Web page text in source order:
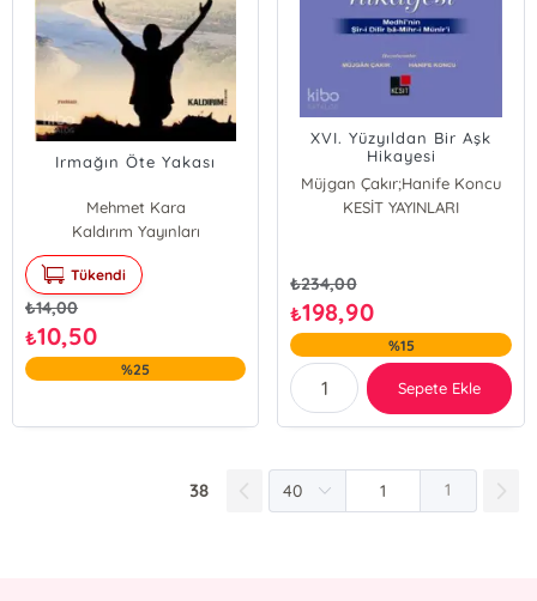
Irmağın Öte Yakası
Mehmet Kara
Kaldırım Yayınları
Tükendi
₺14,00
₺10,50
%25
XVI. Yüzyıldan Bir Aşk
Hikayesi
Müjgan Çakır;Hanife Koncu
Müjgan Çakır
KESİT YAYINLARI
₺234,00
₺198,90
%15
Sepete Ekle
38 1